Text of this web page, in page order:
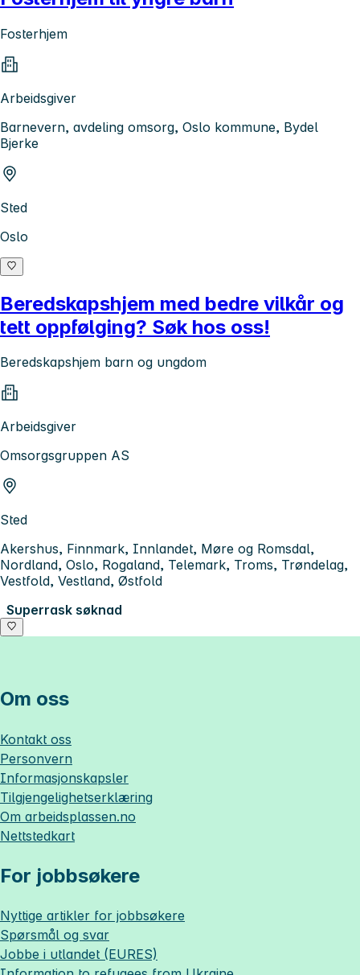
Fosterhjem
Arbeidsgiver
Barnevern, avdeling omsorg, Oslo kommune, Bydel
Bjerke
Sted
Oslo
Beredskapshjem med bedre vilkår og
tett oppfølging? Søk hos oss!
Beredskapshjem barn og ungdom
Arbeidsgiver
Omsorgsgruppen AS
Sted
Akershus, Finnmark, Innlandet, Møre og Romsdal,
Nordland, Oslo, Rogaland, Telemark, Troms, Trøndelag,
Vestfold, Vestland, Østfold
Superrask søknad
Om oss
Kontakt oss
Personvern
Informasjonskapsler
Tilgjengelighetserklæring
Om arbeidsplassen.no
Nettstedkart
For jobbsøkere
Nyttige artikler for jobbsøkere
Spørsmål og svar
Jobbe i utlandet (EURES)